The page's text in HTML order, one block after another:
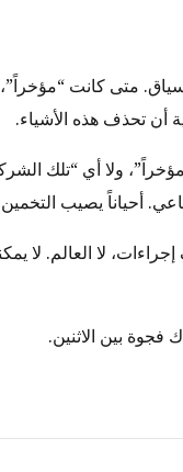
متى كانت
أن تحذف هذه الأشياء.
ولا أي “تلك
أحياناً يصيب
لا العالم. لا
فجوة بين الاثنين.